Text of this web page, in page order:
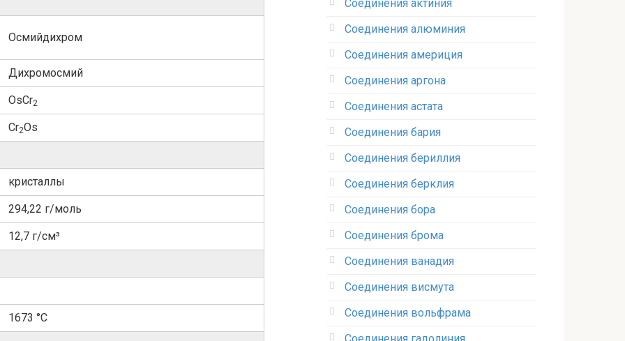
Осмийдихром
Дихромосмий
OsCr2
Cr2Os
кристаллы
294,22 г/моль
12,7 г/см³
1673 °C
Соединения актиния
Соединения алюминия‎
Соединения америция‎
Соединения аргона‎
Соединения астата‎
Соединения бария
Соединения бериллия‎
Соединения берклия
Соединения бора‎
Соединения брома‎
Соединения ванадия‎
Соединения висмута
Соединения вольфрама‎